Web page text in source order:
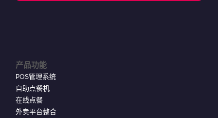
产品功能
POS管理系统
自助点餐机
在线点餐
外卖平台整合